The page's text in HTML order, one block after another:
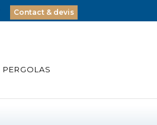
Contact & devis
PERGOLAS